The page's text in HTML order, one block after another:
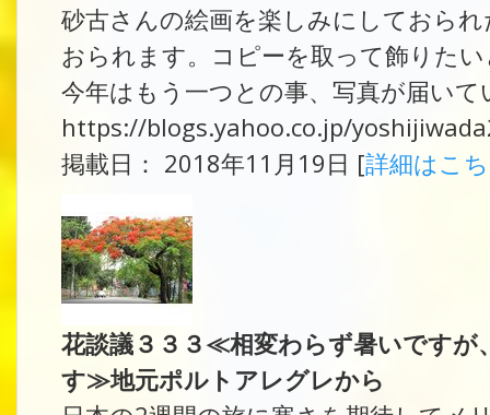
砂古さんの絵画を楽しみにしておら
おられます。コピーを取って飾りた
今年はもう一つとの事、写真が届い
https://blogs.yahoo.co.jp/
掲載日： 2018年11月19日 [詳細はこ
花談議３３３≪相変わらず暑いです
す≫地元ポルトアレグレから